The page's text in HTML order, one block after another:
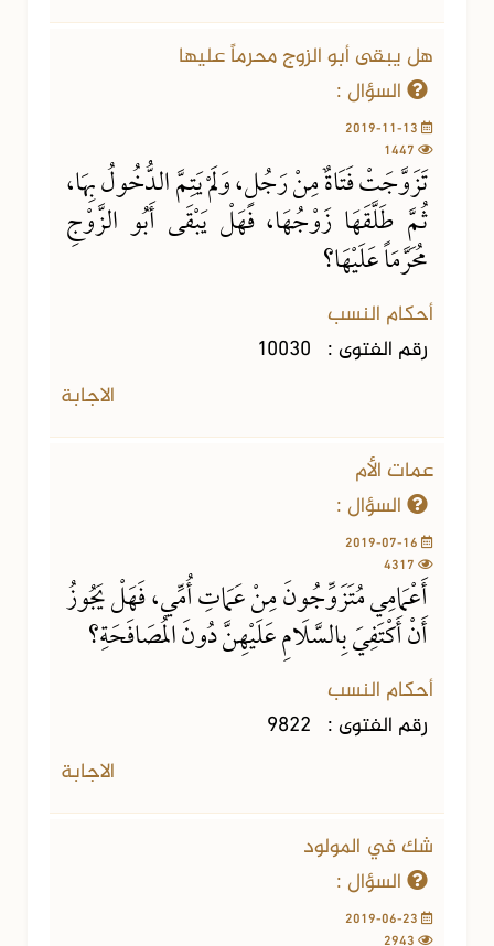
هل يبقى أبو الزوج محرماً عليها
السؤال :
تَزَوَّجَتْ فَتَاةٌ مِنْ رَجُلٍ، وَلَمْ يَتِمَّ الدُّخُولُ بِهَا،
ثُمَّ طَلَّقَهَا زَوْجُهَا، فَهَلْ يَبْقَى أَبُو الزَّوْجِ
مُحَرَّمَاً عَلَيْهَا؟
أحكام النسب
رقم الفتوى : 10030
الاجابة
عمات الأم
السؤال :
أَعْمَامِي مُتَزَوِّجُونَ مِنْ عَمَاتِ أُمِّي، فَهَلْ يَجُوزُ
أَنْ أَكْتَفِيَ بِالسَّلَامِ عَلَيْهِنَّ دُونَ المُصَافَحَةِ؟
أحكام النسب
رقم الفتوى : 9822
الاجابة
شك في المولود
السؤال :